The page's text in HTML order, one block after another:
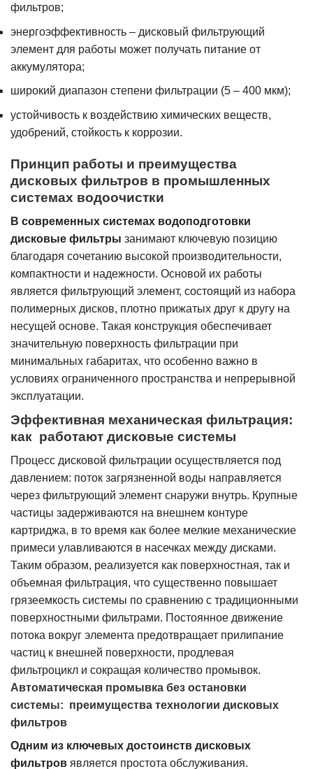
фильтров;
энергоэффективность – дисковый фильтрующий
элемент для работы может получать питание от
аккумулятора;
широкий диапазон степени фильтрации (5 – 400 мкм);
устойчивость к воздействию химических веществ,
удобрений, стойкость к коррозии.
Принцип работы и преимущества
дисковых фильтров в промышленных
системах водоочистки
В современных системах водоподготовки
дисковые фильтры занимают ключевую позицию
благодаря сочетанию высокой производительности,
компактности и надежности. Основой их работы
является фильтрующий элемент, состоящий из набора
полимерных дисков, плотно прижатых друг к другу на
несущей основе. Такая конструкция обеспечивает
значительную поверхность фильтрации при
минимальных габаритах, что особенно важно в
условиях ограниченного пространства и непрерывной
эксплуатации.
Эффективная механическая фильтрация:
как работают дисковые системы
Процесс дисковой фильтрации осуществляется под
давлением: поток загрязненной воды направляется
через фильтрующий элемент снаружи внутрь. Крупные
частицы задерживаются на внешнем контуре
картриджа, в то время как более мелкие механические
примеси улавливаются в насечках между дисками.
Таким образом, реализуется как поверхностная, так и
объемная фильтрация, что существенно повышает
грязеемкость системы по сравнению с традиционными
поверхностными фильтрами. Постоянное движение
потока вокруг элемента предотвращает прилипание
частиц к внешней поверхности, продлевая
фильтроцикл и сокращая количество промывок.
Автоматическая промывка без остановки
системы: преимущества технологии дисковых
фильтров
Одним из ключевых достоинств дисковых
фильтров является простота обслуживания.